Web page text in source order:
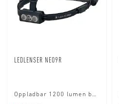
LEDLENSER NEO9R
Oppladbar 1200 lumen boost/600 lumen power